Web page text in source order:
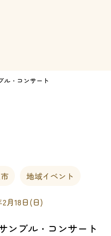
ル・コンサート
地域イベント
2月18日(日)
ンブル・コンサート